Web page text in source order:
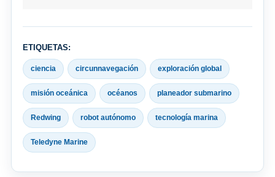
ETIQUETAS:
ciencia circunnavegación exploración global
misión oceánica océanos planeador submarino
Redwing robot autónomo tecnología marina
Teledyne Marine